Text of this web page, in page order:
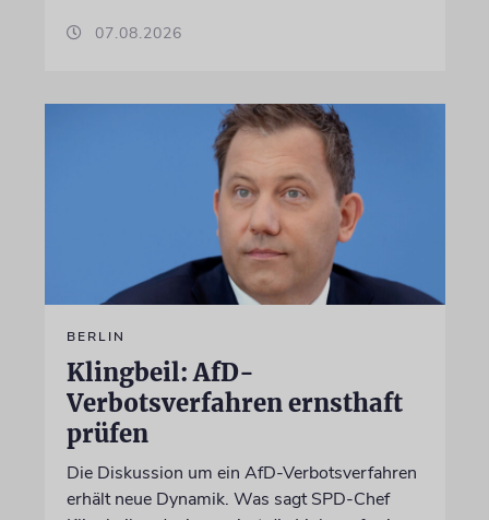
07.08.2026
BERLIN
Klingbeil: AfD-
Verbotsverfahren ernsthaft
prüfen
Die Diskussion um ein AfD-Verbotsverfahren
erhält neue Dynamik. Was sagt SPD-Chef